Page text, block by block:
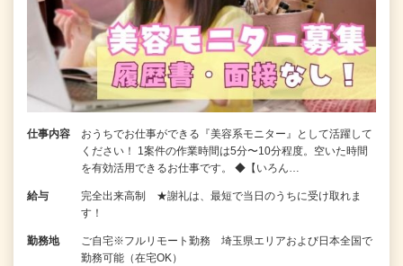
仕事内容
おうちでお仕事ができる『美容系モニター』として活躍して
ください！ 1案件の作業時間は5分〜10分程度。空いた時間
を有効活用できるお仕事です。 ◆【いろん…
給与
完全出来高制 ★謝礼は、最短で当日のうちに受け取れま
す！
勤務地
ご自宅※フルリモート勤務 埼玉県エリアおよび日本全国で
勤務可能（在宅OK）